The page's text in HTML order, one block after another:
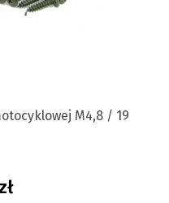
M4,8 / 19